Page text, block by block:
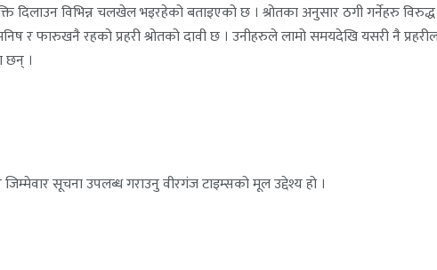
दिलाउन विभिन्न चलखेल भइरहेको बताइएको छ । श्रोतका अनुसार ठगी गर्नेहरु
र फारुखनै रहको प्रहरी श्रोतको दावी छ । उनीहरुले लामो समयदेखि यसरी नै
छन् ।
जिम्मेवार सूचना उपलब्ध गराउनु वीरगंज टाइम्सको मूल उद्देश्य हो ।